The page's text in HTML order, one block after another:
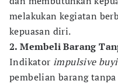
melakukan kegiatan
kepuasan diri.
2. Membeli Barang
Indikator impulsive
pembelian barang